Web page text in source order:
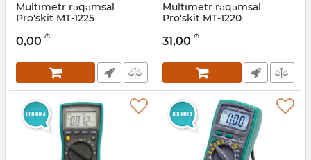
Multimetr rəqəmsal
Pro'skit MT-1225
027001022
0,00 ₼
Multimetr rəqəmsal
Pro'skit MT-1220
027001023
31,00 ₼